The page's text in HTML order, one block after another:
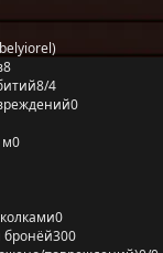
8
8/4
0
м0
0
бронёй300